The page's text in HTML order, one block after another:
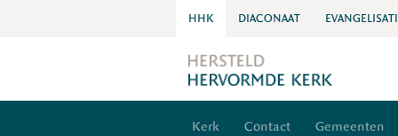
HHK DIACONAAT
Kerk Contact Gemeenten